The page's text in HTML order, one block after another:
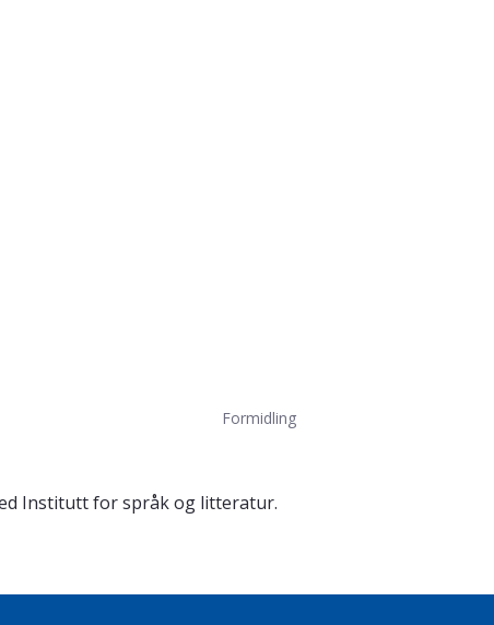
Formidling
Institutt for språk og litteratur.